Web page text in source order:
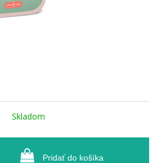
Skladom
Pridať do košíka